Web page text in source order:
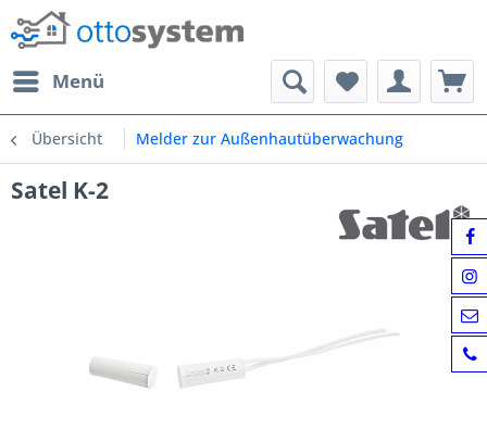
Menü
Übersicht Melder zur Außenhautüberwachung
Satel K-2